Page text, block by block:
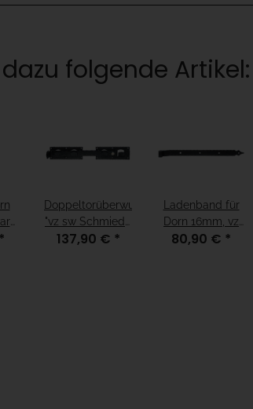
folgende Artikel:
*
Doppeltorüberwurf
"vz sw Schmiede
randgehämmert"
137,90 € *
Ladenband für
Dorn 16mm, vz
sw Schmiede
80,90 € *